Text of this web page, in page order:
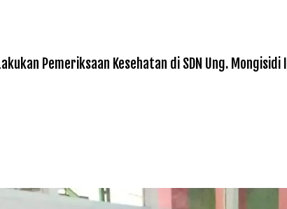
Pemeriksaan Kesehatan di SDN Ung. Mongisidi I